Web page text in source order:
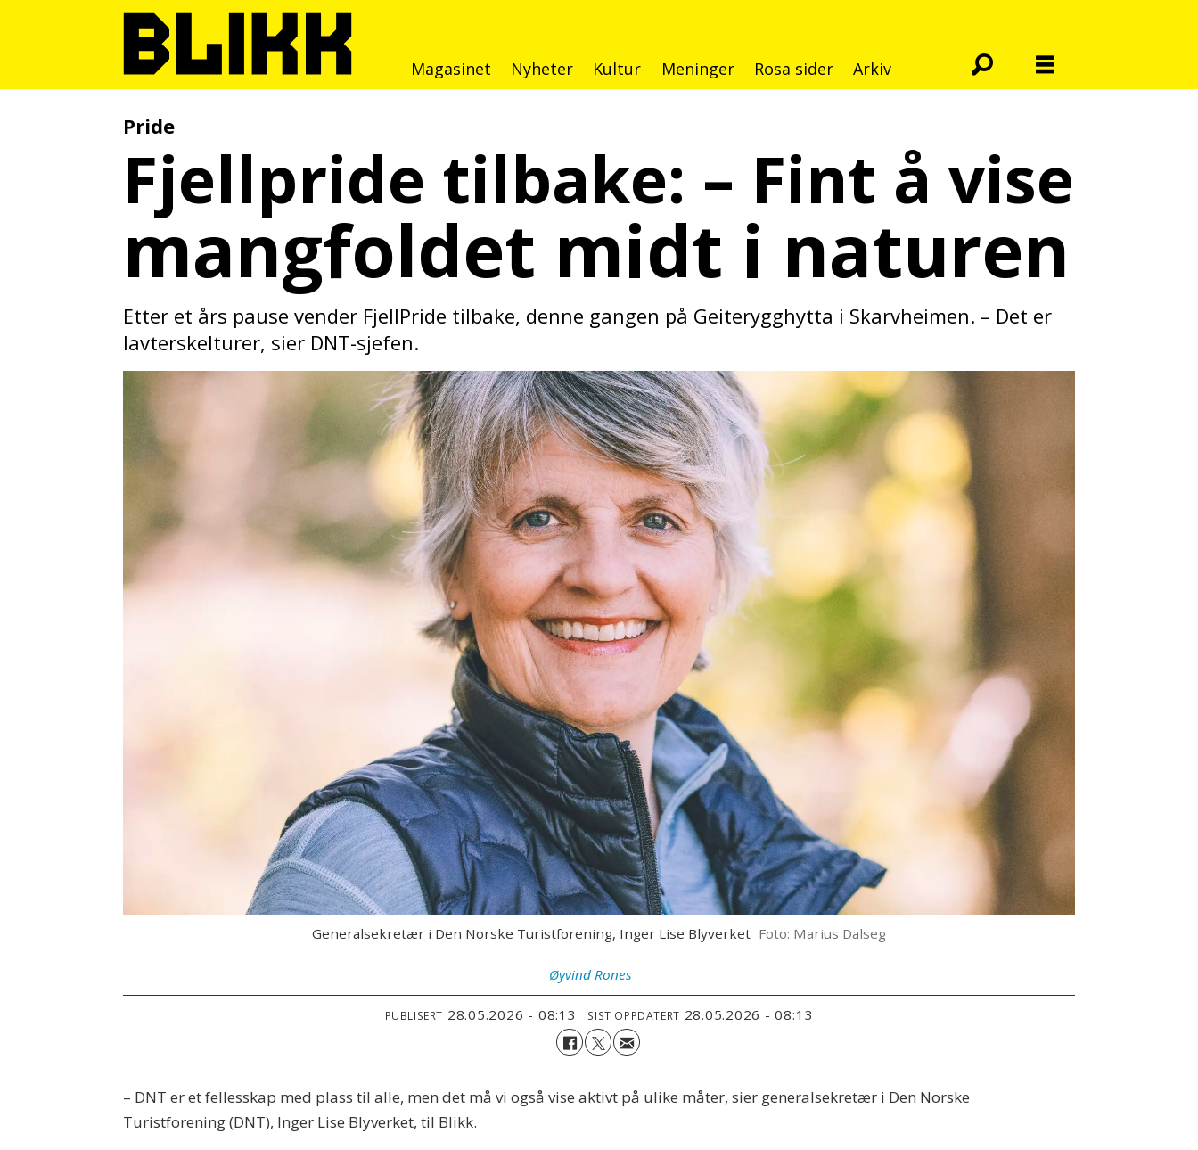
Magasinet Nyheter Kultur Meninger Rosa sider Arkiv
Pride
Fjellpride tilbake: – Fint å vise
mangfoldet midt i naturen
Etter et års pause vender FjellPride tilbake, denne gangen på Geiterygghytta i Skarvheimen. – Det er
lavterskelturer, sier DNT-sjefen.
Generalsekretær i Den Norske Turistforening, Inger Lise Blyverket Foto: Marius Dalseg
Øyvind Rones
PUBLISERT 28.05.2026 - 08:13 SIST OPPDATERT 28.05.2026 - 08:13
– DNT er et fellesskap med plass til alle, men det må vi også vise aktivt på ulike måter, sier generalsekretær i Den Norske
Turistforening (DNT), Inger Lise Blyverket, til Blikk.